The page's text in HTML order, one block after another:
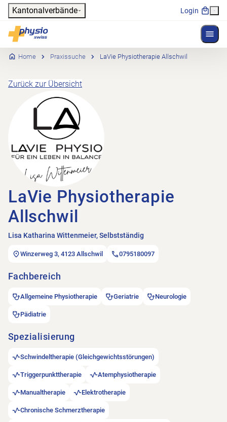
Header
Kantonalverbände Login
Physioswiss
Hauptnavigation
Home Praxissuche LaVie Physiotherapie Allschwil
Zurück zur Übersicht
LaVie Physiotherapie
Allschwil
Lisa Katharina Wittenmeier, Selbstständig
Winzerweg 3, 4123 Allschwil 0795180097
Fachbereich
Allgemeine Physiotherapie Geriatrie Neurologie
Pädiatrie
Spezialisierung
Schwindeltherapie (Gleichgewichtsstörungen)
Triggerpunkttherapie Atemphysiotherapie
Manualtherapie Elektrotherapie
Chronische Schmerztherapie